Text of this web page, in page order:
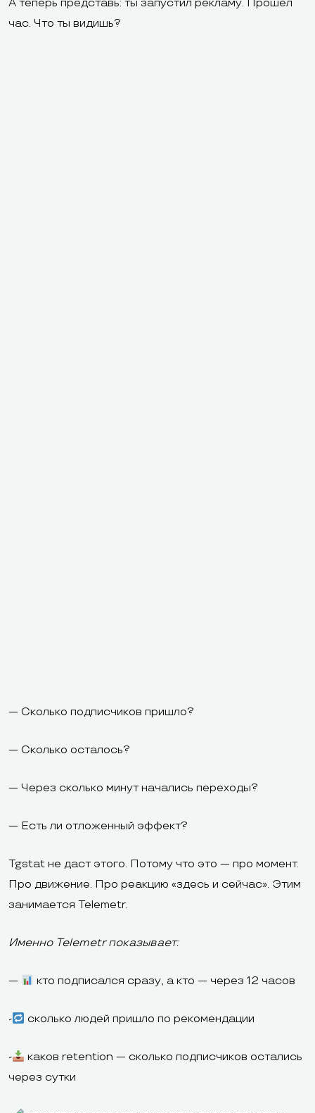
А теперь представь: ты запустил рекламу. Прошёл
час. Что ты видишь?
— Сколько подписчиков пришло?
— Сколько осталось?
— Через сколько минут начались переходы?
— Есть ли отложенный эффект?
Tgstat не даст этого. Потому что это — про момент.
Про движение. Про реакцию «здесь и сейчас». Этим
занимается Telemetr.
Именно Telemetr показывает:
— кто подписался сразу, а кто — через 12 часов
- сколько людей пришло по рекомендации
-
каков retention — сколько подписчиков остались
через сутки